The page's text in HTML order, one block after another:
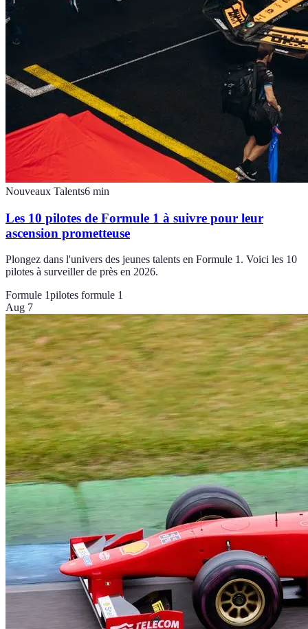
Nouveaux Talents6 min
Les 10 pilotes de Formule 1 à suivre pour leur
ascension prometteuse
Plongez dans l'univers des jeunes talents en Formule 1. Voici les 10
pilotes à surveiller de près en 2026.
Formule 1pilotes formule 1
Aug 7